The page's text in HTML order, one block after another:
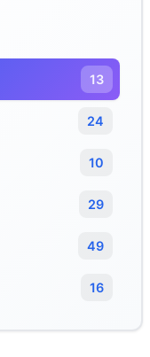
13
24
10
29
49
16